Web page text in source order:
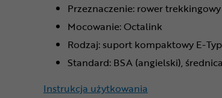
Przeznaczenie: rower trekkingowy
Mocowanie: Octalink
Rodzaj: suport kompaktowy E-
Standard: BSA (angielski),
Instrukcja użytkowania